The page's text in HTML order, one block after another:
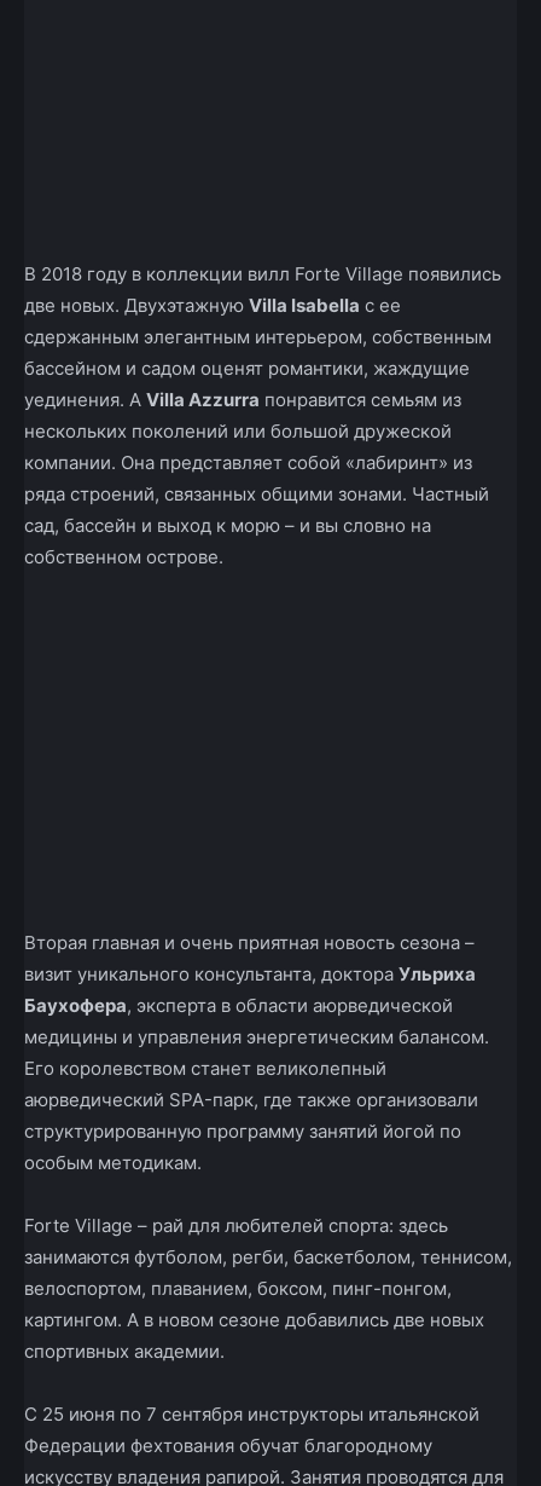
В 2018 году в коллекции вилл Forte Village появились
две новых. Двухэтажную Villa Isabella с ее
сдержанным элегантным интерьером, собственным
бассейном и садом оценят романтики, жаждущие
уединения. А Villa Azzurra понравится семьям из
нескольких поколений или большой дружеской
компании. Она представляет собой «лабиринт» из
ряда строений, связанных общими зонами. Частный
сад, бассейн и выход к морю – и вы словно на
собственном острове.
Вторая главная и очень приятная новость сезона –
визит уникального консультанта, доктора Ульриха
Баухофера, эксперта в области аюрведической
медицины и управления энергетическим балансом.
Его королевством станет великолепный
аюрведический SPA-парк, где также организовали
структурированную программу занятий йогой по
особым методикам.
Forte Village – рай для любителей спорта: здесь
занимаются футболом, регби, баскетболом, теннисом,
велоспортом, плаванием, боксом, пинг-понгом,
картингом. А в новом сезоне добавились две новых
спортивных академии.
С 25 июня по 7 сентября инструкторы итальянской
Федерации фехтования обучат благородному
искусству владения рапирой. Занятия проводятся для